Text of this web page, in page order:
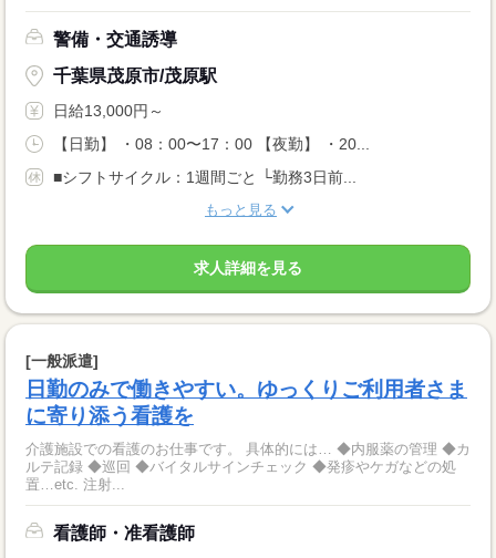
警備・交通誘導
千葉県茂原市/茂原駅
日給13,000円～
【日勤】 ・08：00〜17：00 【夜勤】 ・20...
■シフトサイクル：1週間ごと └勤務3日前...
もっと見る
求人詳細を見る
[一般派遣]
日勤のみで働きやすい。ゆっくりご利用者さま
に寄り添う看護を
介護施設での看護のお仕事です。 具体的には… ◆内服薬の管理 ◆カ
ルテ記録 ◆巡回 ◆バイタルサインチェック ◆発疹やケガなどの処
置…etc. 注射...
看護師・准看護師